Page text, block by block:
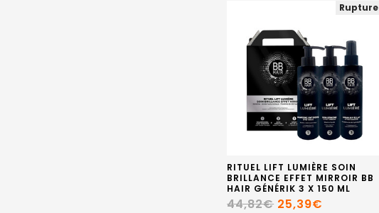
Rupture
RITUEL LIFT LUMIÈRE SOIN
BRILLANCE EFFET MIRROIR BB
HAIR GÉNÉRIK 3 X 150 ML
44,82€ 25,39€